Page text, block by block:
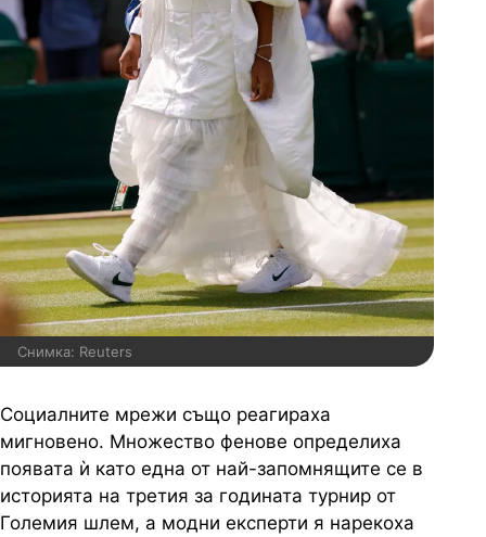
Снимка: Reuters
Социалните мрежи също реагираха
мигновено. Множество фенове определиха
появата ѝ като една от най-запомнящите се в
историята на третия за годината турнир от
Големия шлем, а модни експерти я нарекоха